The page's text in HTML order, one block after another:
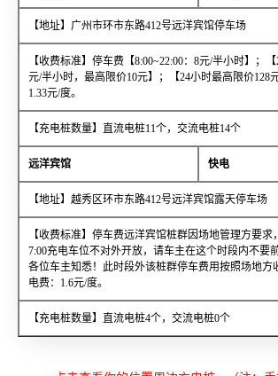
【地址】广州市环市东路412号远洋宾馆停车场
【收费标准】停车费【8:00~22:00：8元/半小时】；
元/半小时，最高限价10元】；【24小时最高限价128
1.33元/度。
【充电桩数量】直流电桩11个，交流电桩14个
远洋宾馆 快电
【地址】越秀区环市东路412号远洋宾馆露天停车场
【收费标准】停车费远洋宾馆桩群因场地管理方要求
7:00充电车位不对外开放，请车主在这个时段内不要
各位车主知悉！此时段外该桩群停车费用按照场地方
电费：1.6元/度。
【充电桩数量】直流电桩4个，交流电桩0个